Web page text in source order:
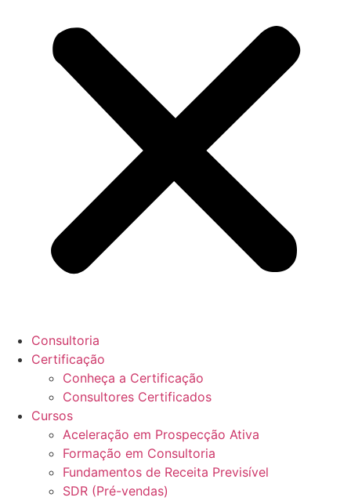
Consultoria
Certificação
Conheça a Certificação
Consultores Certificados
Cursos
Aceleração em Prospecção Ativa
Formação em Consultoria
Fundamentos de Receita Previsível
SDR (Pré-vendas)